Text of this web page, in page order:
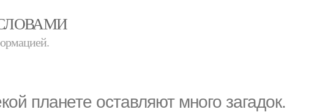
планете оставляют много загадок.